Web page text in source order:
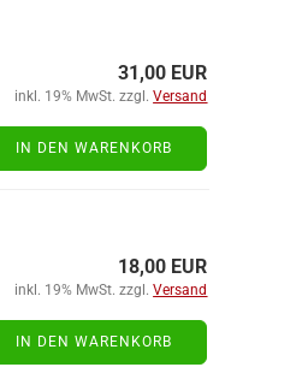
31,00 EUR
inkl. 19% MwSt. zzgl.Versand
IN DEN WARENKORB
18,00 EUR
inkl. 19% MwSt. zzgl.Versand
IN DEN WARENKORB